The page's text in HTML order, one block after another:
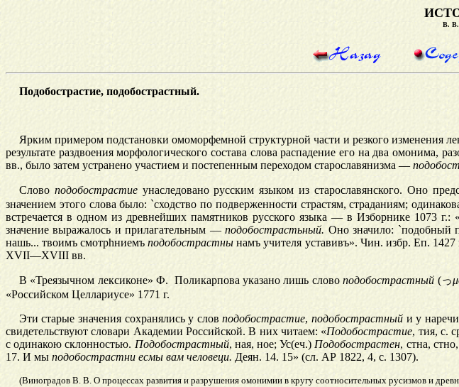
В.
Подобострастие, подобострастный.
Ярким примером подстановки омоморфемной структурной части и резкого изменения
результате раздвоения морфологического состава слова распадение его на два
вв., было затем устранено участием и постепенным переходом старославянизма —
Слово подобострастиеунаследовано русским языком из старославянского. Оно
значением этого слова было: `сходство по подверженности страстям, страданиям;
встречается в одном из древнейших памятников русского языка — в Изборнике 1073 г.:
значение выражалось и прилагательным —подобострастьный. Оно значило: `подобный
нашь... твоимъ смотрhниемъподобострастны намъ учителя уставивъ». Чин. избр. Еп.
XVII—XVIII вв.
В «Треязычном лексиконе» Ф. Поликарпова указано лишь словоподобострастный (っ
«Российском Целлариусе» 1771 г.
Эти старые значения сохранялись у словподобострастие,подобострастный и у
свидетельствуют словари Академии Российской. В них читаем: «Подобострастие, тия, с.
с одинакою склонностью. Подобострастный, ная, ное; Ус(еч.)Подобострастен, стна,
17. И мы подобострастни есмы вам человеци. Деян. 14. 15» (сл. АР 1822, 4, с. 1307).
(Виноградов В. В. О процессах развития и разрушения омонимии в кругу соотносительных русизмов и